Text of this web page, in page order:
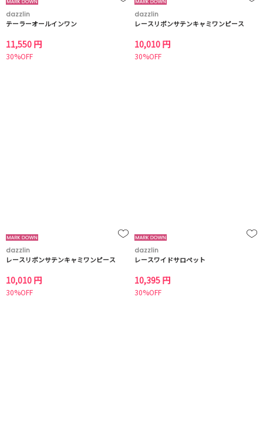
dazzlin
テーラーオールインワン
11,550 円
30%OFF
dazzlin
レースリボンサテンキャミワンピース
10,010 円
30%OFF
dazzlin
レースリボンサテンキャミワンピース
10,010 円
30%OFF
dazzlin
レースワイドサロペット
10,395 円
30%OFF